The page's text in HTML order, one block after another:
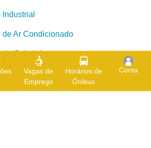
Vagas de
Emprego
Horários de
Ônibus
Conta
de Ar Condicionado
de Geladeiras
de Máquinas de Lavar